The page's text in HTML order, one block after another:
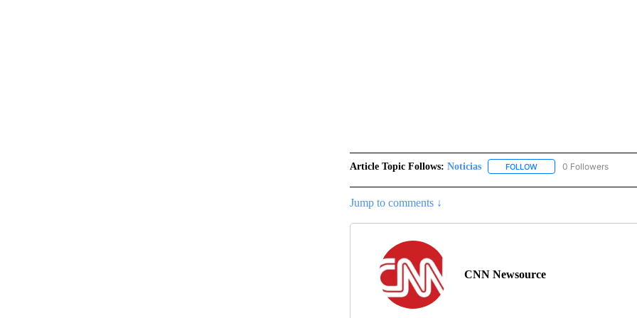
Article Topic Follows: Noticias FOLLOWFOLLOW "NOTICIAS" TO
0 Followers
Jump to comments ↓
CNN Newsource